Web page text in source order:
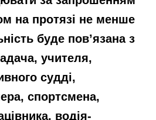
на протязі не менше
буде пов’язана з
учителя,
судді,
спортсмена,
водія-